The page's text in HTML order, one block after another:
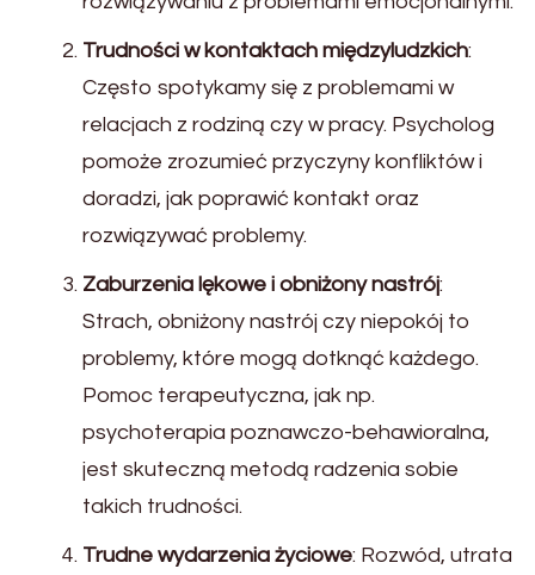
Trudności w kontaktach międzyludzkich:
Często spotykamy się z problemami w
relacjach z rodziną czy w pracy. Psycholog
pomoże zrozumieć przyczyny konfliktów i
doradzi, jak poprawić kontakt oraz
rozwiązywać problemy.
Zaburzenia lękowe i obniżony nastrój:
Strach, obniżony nastrój czy niepokój to
problemy, które mogą dotknąć każdego.
Pomoc terapeutyczna, jak np.
psychoterapia poznawczo-behawioralna,
jest skuteczną metodą radzenia sobie
takich trudności.
Trudne wydarzenia życiowe: Rozwód, utrata